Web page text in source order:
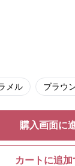
メル ブラウ
購入画面に
カートに追加